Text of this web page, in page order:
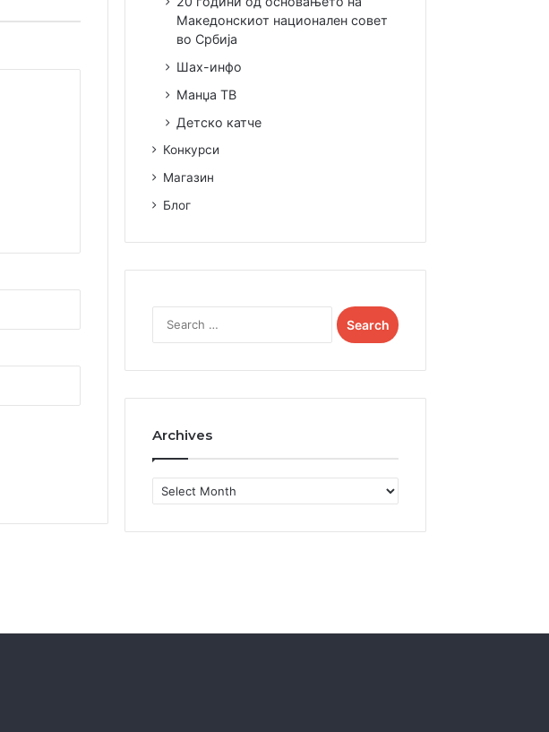
Македонскиот национален совет
во Србија
Шах-инфо
Манџа ТВ
Детско катче
Конкурси
Магазин
Блог
Search
for:
Archives
Archives